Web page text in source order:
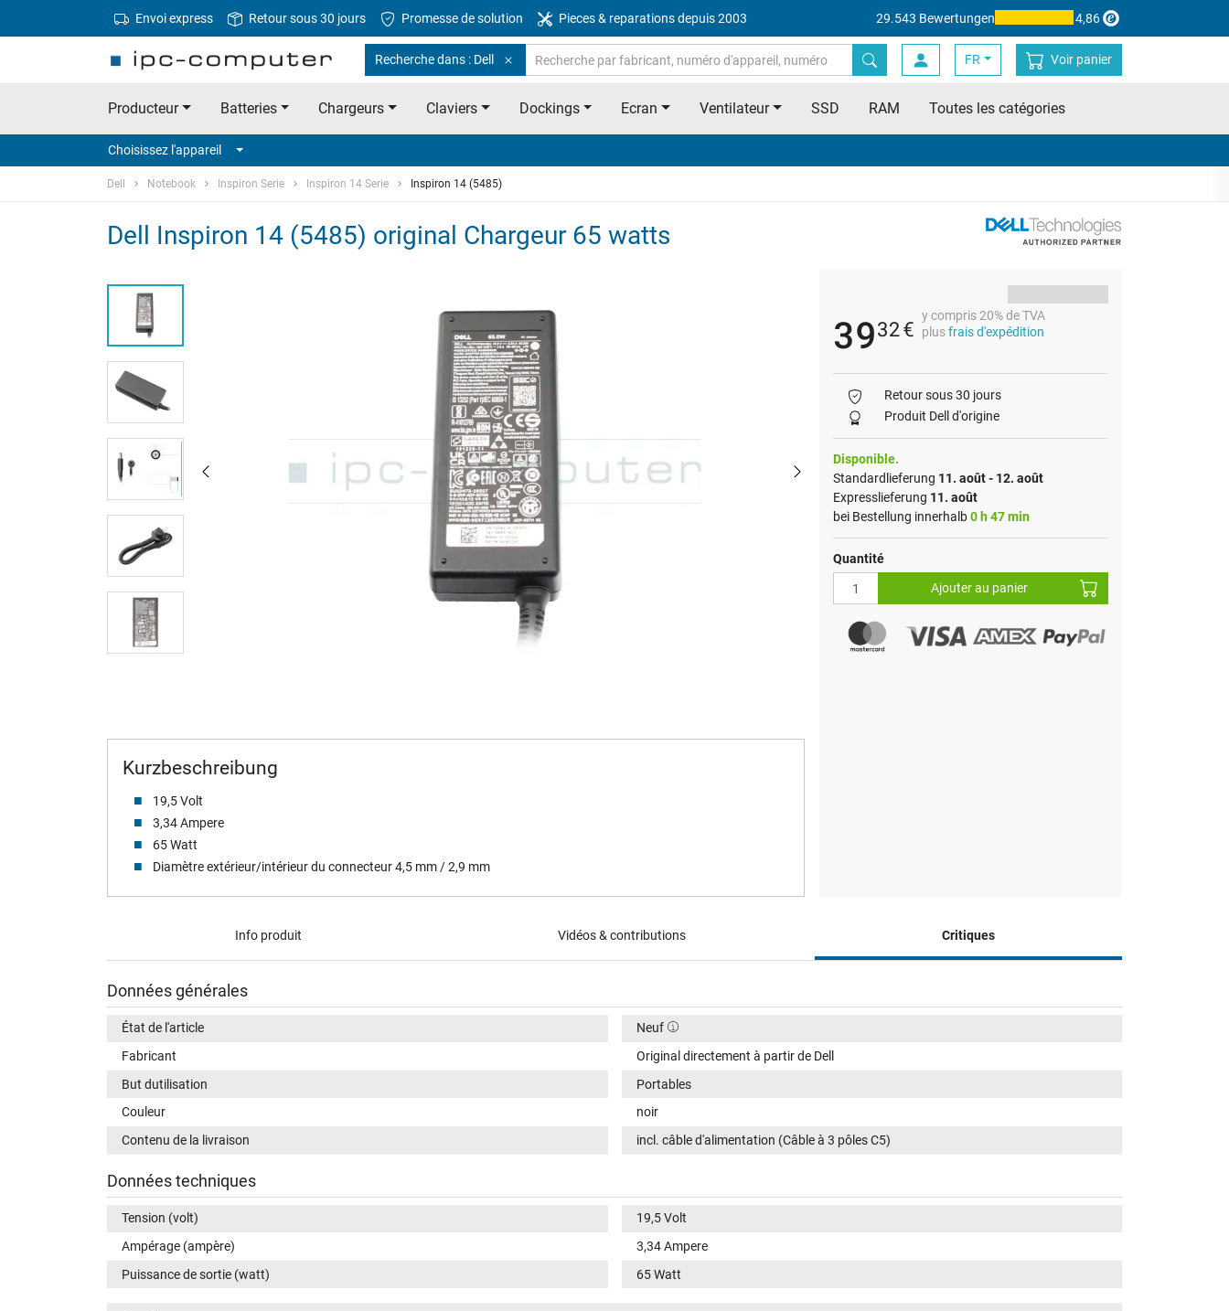
Envoi express Retour sous 30 jours Promesse de solution Pieces & reparations depuis 2003 29.543 Bewertungen 4,86
Recherche dans : Dell FR Voir panier
Producteur Batteries Chargeurs Claviers Dockings Ecran Ventilateur SSD RAM Toutes les catégories
Choisissez l'appareil
Dell Notebook Inspiron Serie Inspiron 14 Serie Inspiron 14 (5485)
Dell Inspiron 14 (5485) original Chargeur 65 watts
Kurzbeschreibung
19,5 Volt
3,34 Ampere
65 Watt
Diamètre extérieur/intérieur du connecteur 4,5 mm / 2,9 mm
3932€ y compris 20% de TVA
plusfrais d'expédition
Retour sous 30 jours
Produit Dell d'origine
Disponible.
Standardlieferung 11. août - 12. août
Expresslieferung 11. août
bei Bestellung innerhalb0 h 47 min
Quantité
Ajouter au panier
Info produit Vidéos & contributions Critiques
Données générales
État de l'article
Neuf
Fabricant
Original directement à partir de Dell
But dutilisation
Portables
Couleur
noir
Contenu de la livraison
incl. câble d'alimentation (Câble à 3 pôles C5)
Données techniques
Tension (volt)
19,5 Volt
Ampérage (ampère)
3,34 Ampere
Puissance de sortie (watt)
65 Watt